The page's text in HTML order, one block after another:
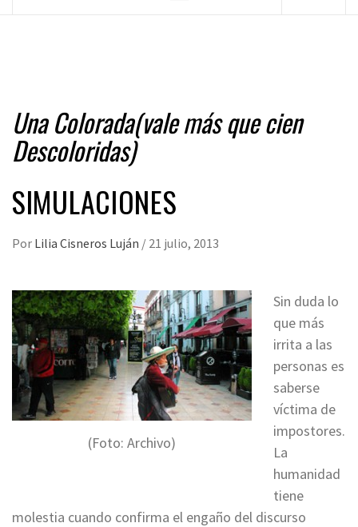
Una Colorada(vale más que cien
Descoloridas)
SIMULACIONES
Por Lilia Cisneros Luján / 21 julio, 2013
(Foto: Archivo)
Sin duda lo
que más
irrita a las
personas es
saberse
víctima de
impostores.
La
humanidad
tiene
molestia cuando confirma el engaño del discurso